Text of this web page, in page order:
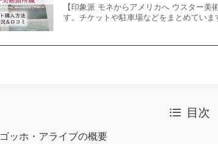
【印象派 モネからアメリカへ ウスター
す。チケットや駐車場などをまとめていま
目次
ゴッホ・アライブの概要